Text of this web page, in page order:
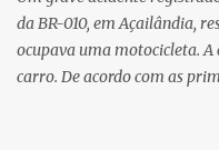
da BR-010, em Açailândia,
ocupava uma motocicleta.
carro. De acordo com as